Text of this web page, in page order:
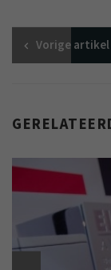
Vorigeartikel